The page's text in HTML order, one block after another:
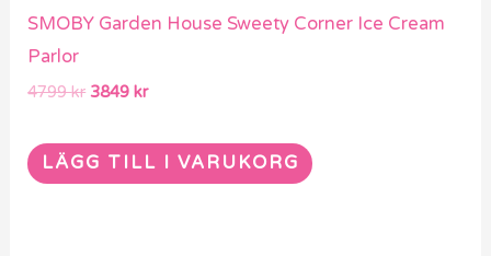
SMOBY Garden House Sweety Corner Ice Cream
Parlor
4799kr 3849kr
LÄGG TILL I VARUKORG